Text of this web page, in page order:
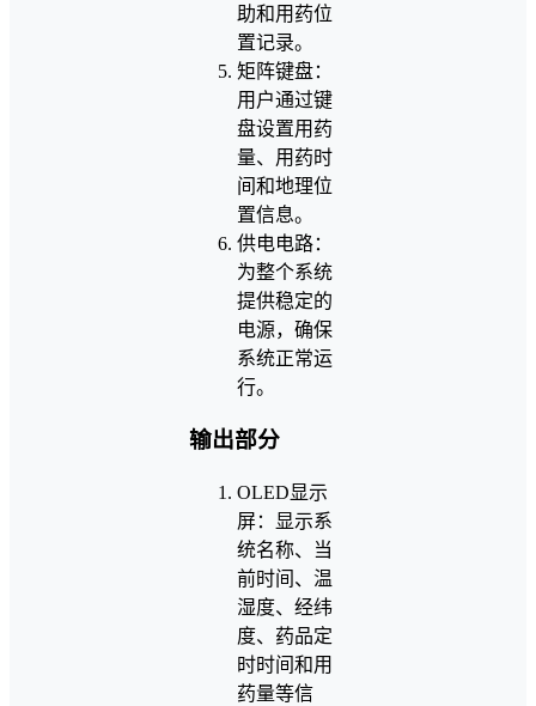
助和用药位
置记录。
矩阵键盘：
用户通过键
盘设置用药
量、用药时
间和地理位
置信息。
供电电路：
为整个系统
提供稳定的
电源，确保
系统正常运
行。
输出部分
OLED显示
屏：显示系
统名称、当
前时间、温
湿度、经纬
度、药品定
时时间和用
药量等信